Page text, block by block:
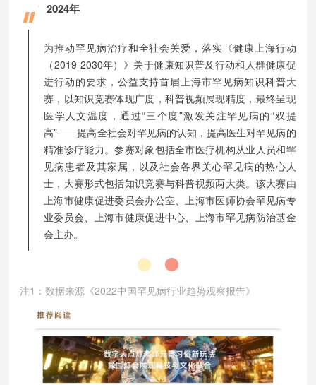
2024年
为推动罕见病治疗和全社会关爱，落实《健康上海行动
（2019-2030年）》关于健康知识普及行动和人群健康促
进行动的要求，公益支持首届上海市罕见病知识科普大
赛，以知识竞赛体现广度，科普视频展现精度，最终呈现
医学人文温度，通过“三个度”激发关注罕见病的“双提
高”——提高全社会对罕见病的认知，提高医生对罕见病的
精准诊疗能力。参赛对象包括全市医疗机构从业人员和罕
见病患者及其家属，以及社会各界关心罕见病的热心人
士，大赛形式包括知识竞赛与科普视频两大类。该大赛由
上海市健康促进委员会办公室、上海市医师协会罕见病专
业委员会、上海市健康促进中心、上海市罕见病防治基金
会主办。
注1：数据来源《2022中国罕见病行业趋势观察报告》